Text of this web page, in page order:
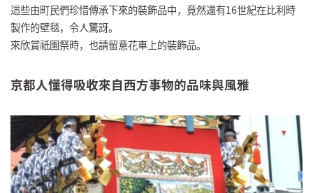
這些由町民們珍惜傳承下來的裝飾品中，竟然還有16世紀在比利時
製作的壁毯，令人驚訝。
來欣賞祇園祭時，也請留意花車上的裝飾品。
京都人懂得吸收來自西方事物的品味與風雅